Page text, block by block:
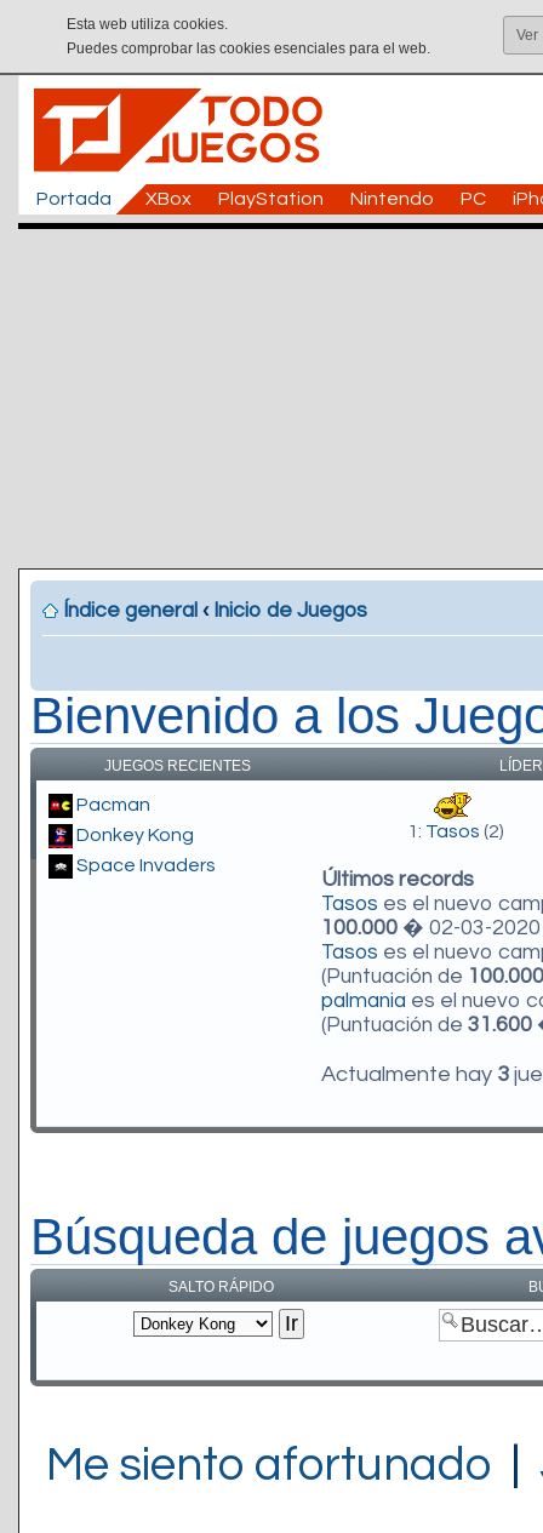
Esta web utiliza cookies.
Puedes comprobar las cookies esenciales para el web.
Ver
Portada XBox PlayStation Nintendo PC
Índice general ‹ Inicio de Juegos
Bienvenido a los
JUEGOS RECIENTES
Pacman
Donkey Kong
Space Invaders
1: Tasos (2)
Últimos records
Tasos es el nuevo
100.000 � 02-03-2020
Tasos es el nuevo
(Puntuación de 100.000
palmania es el nuevo
(Puntuación de 31.600
Actualmente hay 3
Búsqueda de juegos
SALTO RÁPIDO
Me siento afortunado